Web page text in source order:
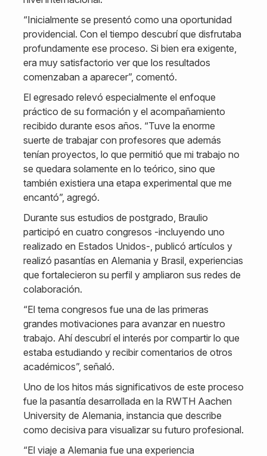
“Inicialmente se presentó como una oportunidad
providencial. Con el tiempo descubrí que disfrutaba
profundamente ese proceso. Si bien era exigente,
era muy satisfactorio ver que los resultados
comenzaban a aparecer”, comentó.
El egresado relevó especialmente el enfoque
práctico de su formación y el acompañamiento
recibido durante esos años. “Tuve la enorme
suerte de trabajar con profesores que además
tenían proyectos, lo que permitió que mi trabajo no
se quedara solamente en lo teórico, sino que
también existiera una etapa experimental que me
encantó”, agregó.
Durante sus estudios de postgrado, Braulio
participó en cuatro congresos -incluyendo uno
realizado en Estados Unidos-, publicó artículos y
realizó pasantías en Alemania y Brasil, experiencias
que fortalecieron su perfil y ampliaron sus redes de
colaboración.
“El tema congresos fue una de las primeras
grandes motivaciones para avanzar en nuestro
trabajo. Ahí descubrí el interés por compartir lo que
estaba estudiando y recibir comentarios de otros
académicos”, señaló.
Uno de los hitos más significativos de este proceso
fue la pasantía desarrollada en la RWTH Aachen
University de Alemania, instancia que describe
como decisiva para visualizar su futuro profesional.
“El viaje a Alemania fue una experiencia